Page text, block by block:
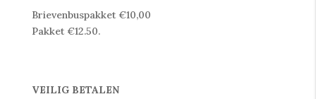
Brievenbuspakket €10,00
Pakket €12.50.
VEILIG BETALEN